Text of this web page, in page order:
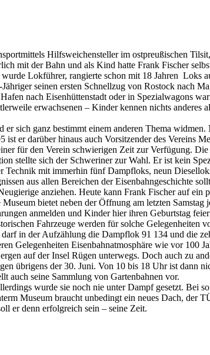
Hilfsweichensteller im ostpreußischen
mit der Bahn und als Kind hatte Frank Fischer
Lokführer, rangierte schon mit 18 Jahren Loks
seinen ersten Schnellzug von Rostock nach
nach Eisenhüttenstadt oder in Spezialwagons
erwachsenen – Kinder kennen nichts anderes
sich ganz bestimmt einem anderen Thema
er darüber hinaus auch Vorsitzender des Vereins
für den Verein schwierigen Zeit zur Verfügung.
stellte sich der Schweriner zur Wahl. Er ist kein
mit immerhin fünf Dampfloks, neun
aus allen Bereichen der Eisenbahngeschichte
anziehen. Heute kann Frank Fischer auf ein
bietet neben der Öffnung am letzten Samstag
anmelden und Kinder hier ihren Geburtstag
Fahrzeuge werden für solche Gelegenheiten
in der Aufzählung die Dampflok 91 134 und die
Gelegenheiten Eisenbahnatmosphäre wie vor 100
auf der Insel Rügen unterwegs. Doch auch zu
übrigens der 30. Juni. Von 10 bis 18 Uhr ist dann
auch seine Sammlung von Gartenbahnen vor.
wurde sie noch nie unter Dampf gesetzt. Bei
Museum braucht unbedingt ein neues Dach, der
er denn erfolgreich sein – seine Zeit.